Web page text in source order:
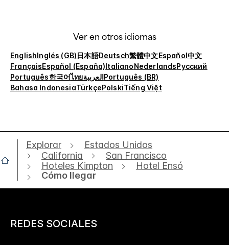
Ver en otros idiomas
EnglishInglés (GB)日本語Deutsch繁體中文Español中文
FrançaisEspañol (España)ItalianoNederlandsРусский
Português한국어ไทยالعربيةPortuguês (BR)
Bahasa IndonesiaTürkçePolskiTiếng Việt
Explorar
Estados Unidos
California
San Francisco
Hoteles Kimpton
Hotel Ensó
Cómo llegar
REDES SOCIALES